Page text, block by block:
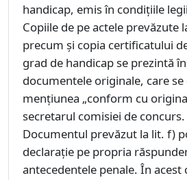
handicap, emis în condiţiile
Copiile de pe actele prevăzute
precum şi copia certificatului
grad de handicap se prezintă
documentele originale, care
menţiunea „conform cu
secretarul comisiei de concurs.
Documentul prevăzut la lit. f)
declaraţie pe propria
antecedentele penale. În acest